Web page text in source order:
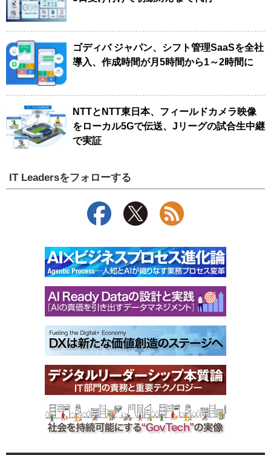
ゴディバ ジャパン、シフト管理SaaSを全社
導入、作成時間が月5時間から1～2時間に
NTTとNTT東日本、フィールドカメラ映像
をローカル5Gで伝送、Jリーグの試合生中継
で実証
IT Leadersをフォローする